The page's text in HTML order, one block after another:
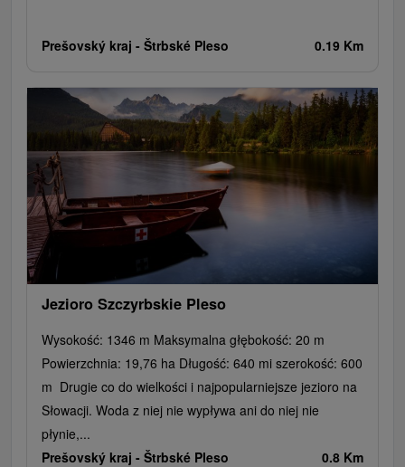
Prešovský kraj - Štrbské Pleso 0.19 Km
Jezioro Szczyrbskie Pleso
Wysokość: 1346 m Maksymalna głębokość: 20 m
Powierzchnia: 19,76 ha Długość: 640 mi szerokość: 600
m Drugie co do wielkości i najpopularniejsze jezioro na
Słowacji. Woda z niej nie wypływa ani do niej nie
płynie,...
Prešovský kraj - Štrbské Pleso 0.8 Km